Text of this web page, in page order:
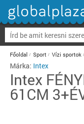
Főoldal Sport Vízi sportok
Márka: Intex
Intex
61CM